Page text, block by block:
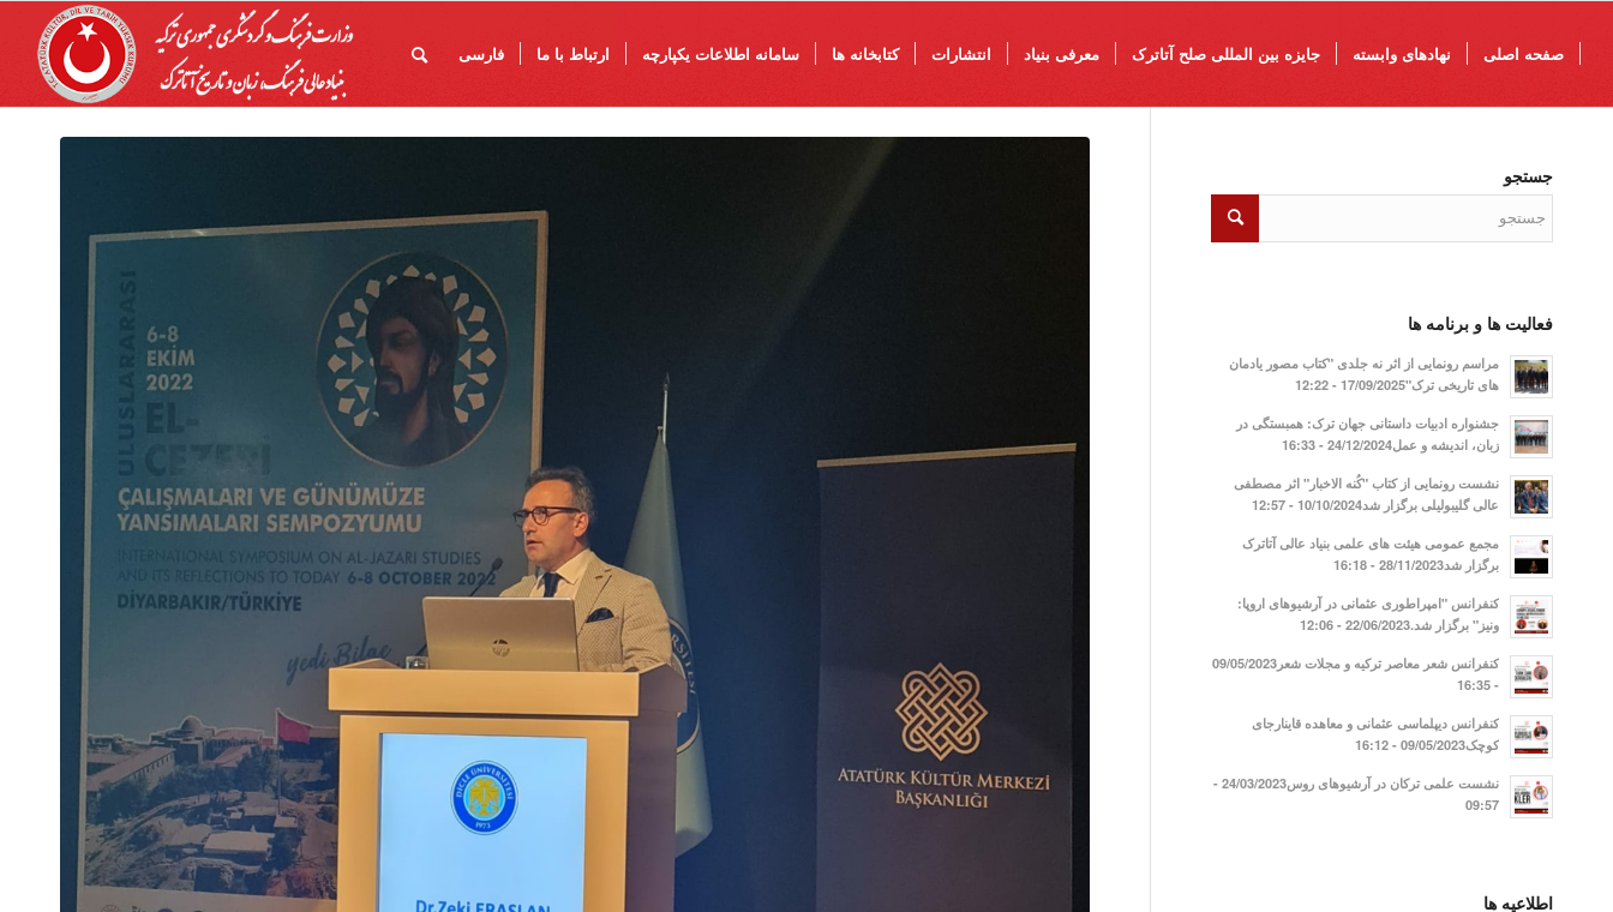
صفحه اصلی نهادهای وابسته جایزه بین المللی صلح آتاترک معرفی بنیاد انتشارات کتابخانه ها سامانه اطلاعات یکپارچه ارتباط با ما فارسی
جستجو
فعالیت ها و برنامه ها
مراسم رونمایی از اثر نه جلدی "کتاب مصور یادمان
های تاریخی ترک"17/09/2025 - 12:22
جشنواره ادبیات داستانی جهان ترک: همبستگی در
زبان، اندیشه و عمل24/12/2024 - 16:33
نشست رونمایی از کتاب "کُنه الاخبار" اثر مصطفی
عالی گلیبولیلی برگزار شد10/10/2024 - 12:57
مجمع عمومی هیئت های علمی بنیاد عالی آتاترک
برگزار شد28/11/2023 - 16:18
کنفرانس "امپراطوری عثمانی در آرشیوهای اروپا:
ونیز" برگزار شد.22/06/2023 - 12:06
کنفرانس شعر معاصر ترکیه و مجلات شعر09/05/2023
- 16:35
کنفرانس دیپلماسی عثمانی و معاهده قاینارجای
کوچک09/05/2023 - 16:12
نشست علمی ترکان در آرشیوهای روس24/03/2023 -
09:57
اطلاعیه ها